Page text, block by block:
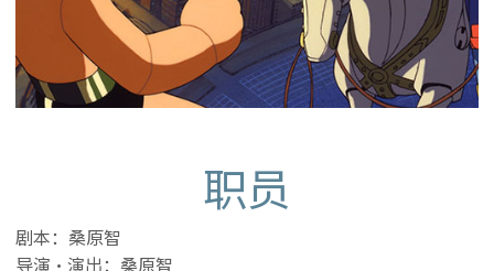
职员
剧本：桑原智
导演·演出：桑原智